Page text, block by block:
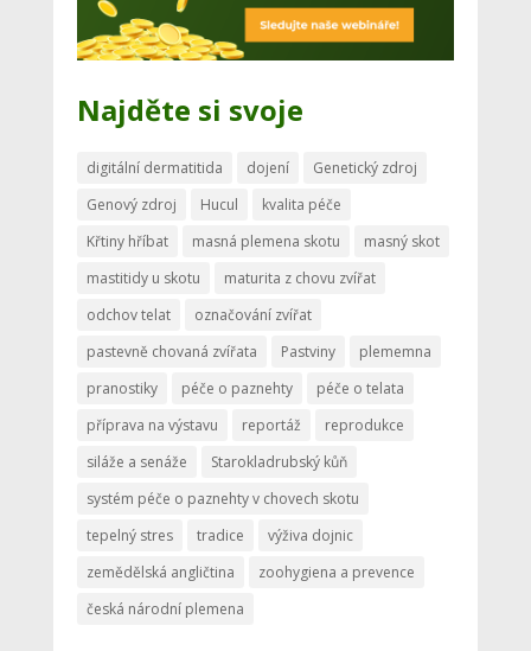
Najděte si svoje
digitální dermatitida dojení
Genetický zdroj
Genový zdroj
Hucul
kvalita péče
Křtiny hříbat
masná plemena skotu
masný skot
mastitidy u skotu
maturita z chovu zvířat
odchov telat
označování zvířat
pastevně chovaná zvířata
Pastviny
plememna
pranostiky
péče o paznehty
péče o telata
příprava na výstavu
reportáž
reprodukce
siláže a senáže
Starokladrubský kůň
systém péče o paznehty v chovech skotu
tepelný stres
tradice
výživa dojnic
zemědělská angličtina
zoohygiena a prevence
česká národní plemena